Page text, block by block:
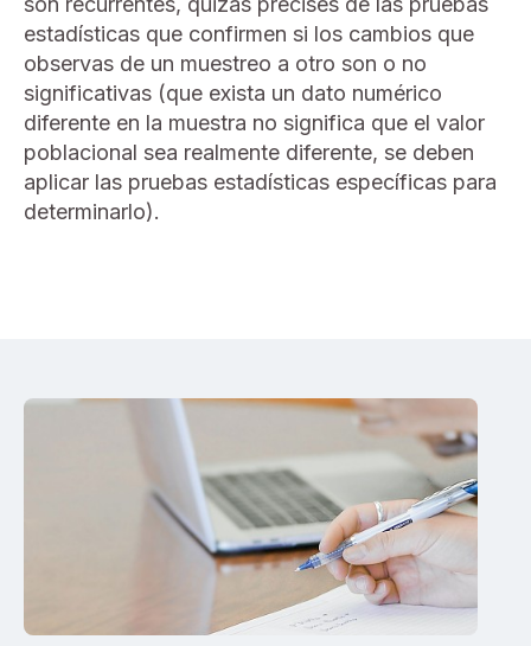
estadísticas que confirmen si los cambios que
observas de un muestreo a otro son o no
significativas (que exista un dato numérico
diferente en la muestra no significa que el valor
poblacional sea realmente diferente, se deben
aplicar las pruebas estadísticas específicas para
determinarlo).